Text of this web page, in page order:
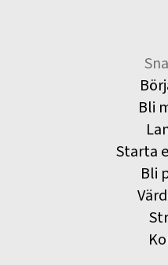
Bli
Starta
Bli